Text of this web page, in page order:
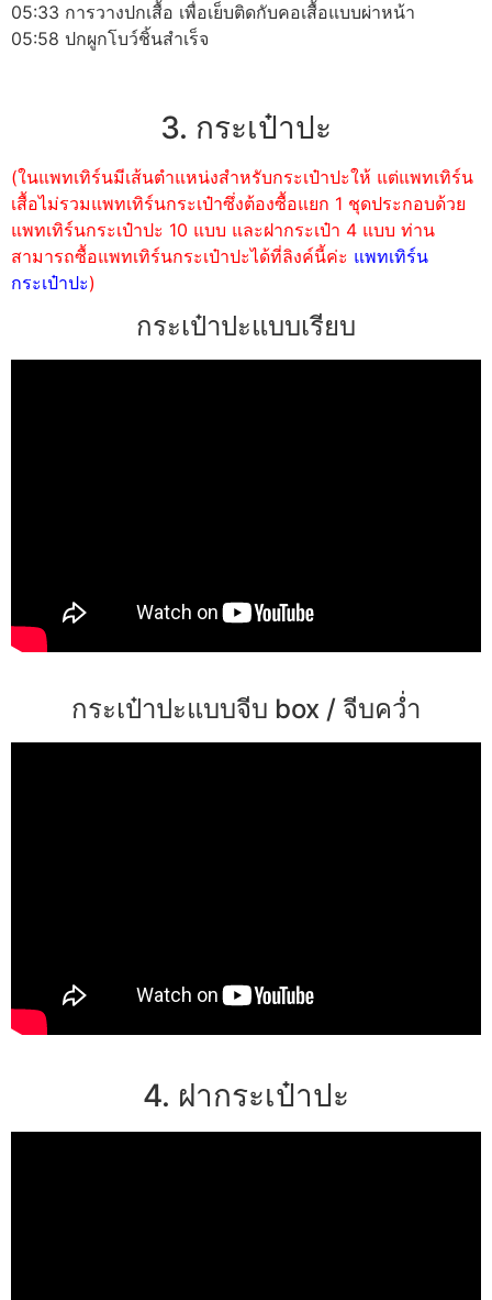
05:33 การวางปกเสื้อ เพื่อเย็บติดกับคอเสื้อแบบผ่าหน้า
05:58 ปกผูกโบว์ชิ้นสำเร็จ
3. กระเป๋าปะ
(ในแพทเทิร์นมีเส้นตำแหน่งสำหรับกระเป๋าปะให้ แต่แพทเทิร์น
เสื้อไม่รวมแพทเทิร์นกระเป๋าซึ่งต้องซื้อแยก 1 ชุดประกอบด้วย
แพทเทิร์นกระเป๋าปะ 10 แบบ และฝากระเป๋า 4 แบบ ท่าน
สามารถซื้อแพทเทิร์นกระเป๋าปะได้ที่ลิงค์นี้ค่ะ แพทเทิร์น
กระเป๋าปะ)
กระเป๋าปะแบบเรียบ
กระเป๋าปะแบบจีบ box / จีบคว่ำ
4. ฝากระเป๋าปะ